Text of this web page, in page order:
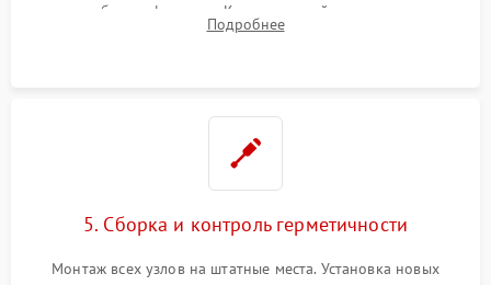
патрубках и фильтрах. Компонентный ремонт платы
управления, восстановление поврежденной проводки.
Подробнее
5. Сборка и контроль герметичности
Монтаж всех узлов на штатные места. Установка новых